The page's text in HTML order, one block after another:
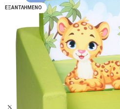
ΕΞΑΝΤΛΗΜΈΝΟ